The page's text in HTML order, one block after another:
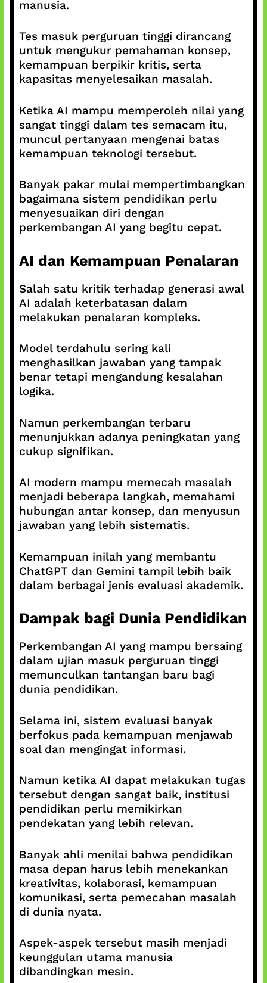
manusia.
Tes masuk perguruan tinggi dirancang
untuk mengukur pemahaman konsep,
kemampuan berpikir kritis, serta
kapasitas menyelesaikan masalah.
Ketika AI mampu memperoleh nilai yang
sangat tinggi dalam tes semacam itu,
muncul pertanyaan mengenai batas
kemampuan teknologi tersebut.
Banyak pakar mulai mempertimbangkan
bagaimana sistem pendidikan perlu
menyesuaikan diri dengan
perkembangan AI yang begitu cepat.
AI dan Kemampuan Penalaran
Salah satu kritik terhadap generasi awal
AI adalah keterbatasan dalam
melakukan penalaran kompleks.
Model terdahulu sering kali
menghasilkan jawaban yang tampak
benar tetapi mengandung kesalahan
logika.
Namun perkembangan terbaru
menunjukkan adanya peningkatan yang
cukup signifikan.
AI modern mampu memecah masalah
menjadi beberapa langkah, memahami
hubungan antar konsep, dan menyusun
jawaban yang lebih sistematis.
Kemampuan inilah yang membantu
ChatGPT dan Gemini tampil lebih baik
dalam berbagai jenis evaluasi akademik.
Dampak bagi Dunia Pendidikan
Perkembangan AI yang mampu bersaing
dalam ujian masuk perguruan tinggi
memunculkan tantangan baru bagi
dunia pendidikan.
Selama ini, sistem evaluasi banyak
berfokus pada kemampuan menjawab
soal dan mengingat informasi.
Namun ketika AI dapat melakukan tugas
tersebut dengan sangat baik, institusi
pendidikan perlu memikirkan
pendekatan yang lebih relevan.
Banyak ahli menilai bahwa pendidikan
masa depan harus lebih menekankan
kreativitas, kolaborasi, kemampuan
komunikasi, serta pemecahan masalah
di dunia nyata.
Aspek-aspek tersebut masih menjadi
keunggulan utama manusia
dibandingkan mesin.